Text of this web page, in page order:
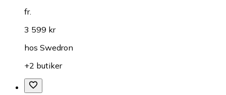
fr.
3 599 kr
hos Swedron
+2 butiker